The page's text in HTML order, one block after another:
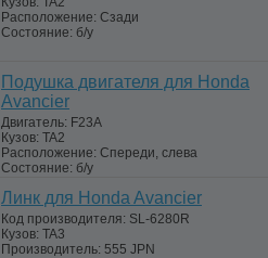
Расположение: Сзади
Состояние: б/у
Подушка двигателя для Honda
Avancier
Двигатель: F23A
Кузов: TA2
Расположение: Спереди, слева
Состояние: б/у
Линк для Honda Avancier
Код производителя: SL-6280R
Кузов: TA3
Производитель: 555 JPN